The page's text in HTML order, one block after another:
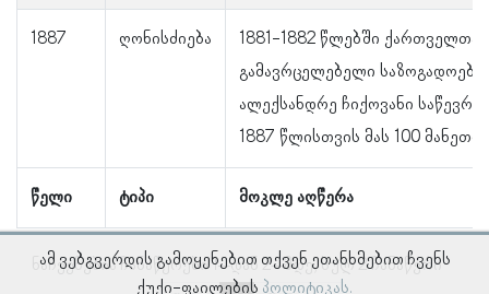
წელი ტიპი მოკლე აღწერა
1887 ღონისძიება
1881-1882 წლებში ქართველთა
გამავრცელებელი
ალექსანდრე ჩიქოვანი
1887 წლისთვის მას 100
ნაჩვენებია ჩანაწერები 1–დან 2–მდე, სულ 2 ჩანაწერი
ამ ვებგვერდის გამოყენებით თქვენ ეთანხმებით ჩვენს
ქუქი-ფაილების პოლიტიკას.